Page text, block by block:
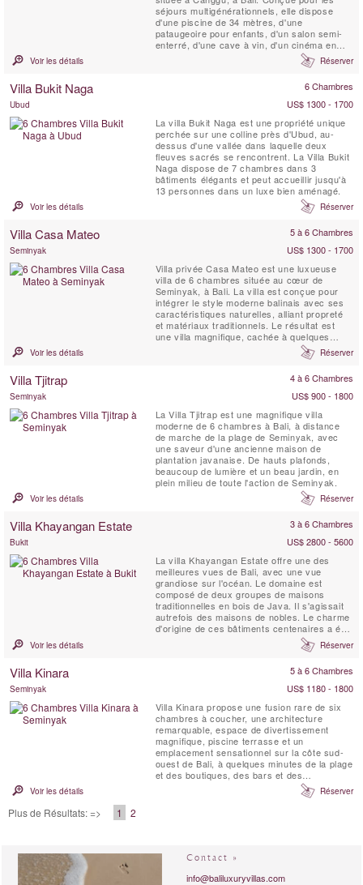
séjours multigénérationnels, elle dispose
d'une piscine de 34 mètres, d'une
pataugeoire pour enfants, d'un salon semi-
enterré, d'une cave à vin, d'un cinéma en
plein air sur le toit et d'un chef privé.
Pouvant accueillir 12 adultes et 3 enfants,
chambres avec lits king-size et lits jumeaux
Voir les détails Réserver
Villa Bukit Naga 6 Chambres
Ubud
US$ 1300 - 1700
La villa Bukit Naga est une propriété unique
perchée sur une colline près d'Ubud, au-
dessus d'une vallée dans laquelle deux
fleuves sacrés se rencontrent. La Villa Bukit
Naga dispose de 7 chambres dans 3
bâtiments élégants et peut accueillir jusqu'à
13 personnes dans un luxe bien aménagé.
Voir les détails Réserver
Villa Casa Mateo 5 à 6 Chambres
Seminyak
US$ 1300 - 1700
Villa privée Casa Mateo est une luxueuse
villa de 6 chambres située au cœur de
Seminyak, à Bali. La villa est conçue pour
intégrer le style moderne balinais avec ses
caractéristiques naturelles, alliant propreté
et matériaux traditionnels. Le résultat est
une villa magnifique, cachée à quelques
minutes seulement de la zone la plus animée
de Bali. Villa Casa Mateo offre de vastes
manger, une piscine privée de 20 x 4 mètres
Voir les détails Réserver
Villa Tjitrap 4 à 6 Chambres
Seminyak
US$ 900 - 1800
La Villa Tjitrap est une magnifique villa
moderne de 6 chambres à Bali, à distance
de marche de la plage de Seminyak, avec
une saveur d'une ancienne maison de
plantation javanaise. De hauts plafonds,
beaucoup de lumière et un beau jardin, en
plein milieu de toute l'action de Seminyak.
Voir les détails Réserver
Villa Khayangan Estate 3 à 6 Chambres
Bukit
US$ 2800 - 5600
La villa Khayangan Estate offre une des
meilleures vues de Bali, avec une vue
grandiose sur l'océan. Le domaine est
composé de deux groupes de maisons
traditionnelles en bois de Java. Il s'agissait
autrefois des maisons de nobles. Le charme
d'origine de ces bâtiments centenaires a été
Voir les détails Réserver
Villa Kinara 5 à 6 Chambres
Seminyak
US$ 1180 - 1800
Villa Kinara propose une fusion rare de six
chambres à coucher, une architecture
remarquable, espace de divertissement
magnifique, piscine terrasse et un
emplacement sensationnel sur la côte sud-
ouest de Bali, à quelques minutes de la plage
et des boutiques, des bars et des
Voir les détails Réserver
Plus de Résultats: => 1 2
Contact »
info@baliluxuryvillas.com